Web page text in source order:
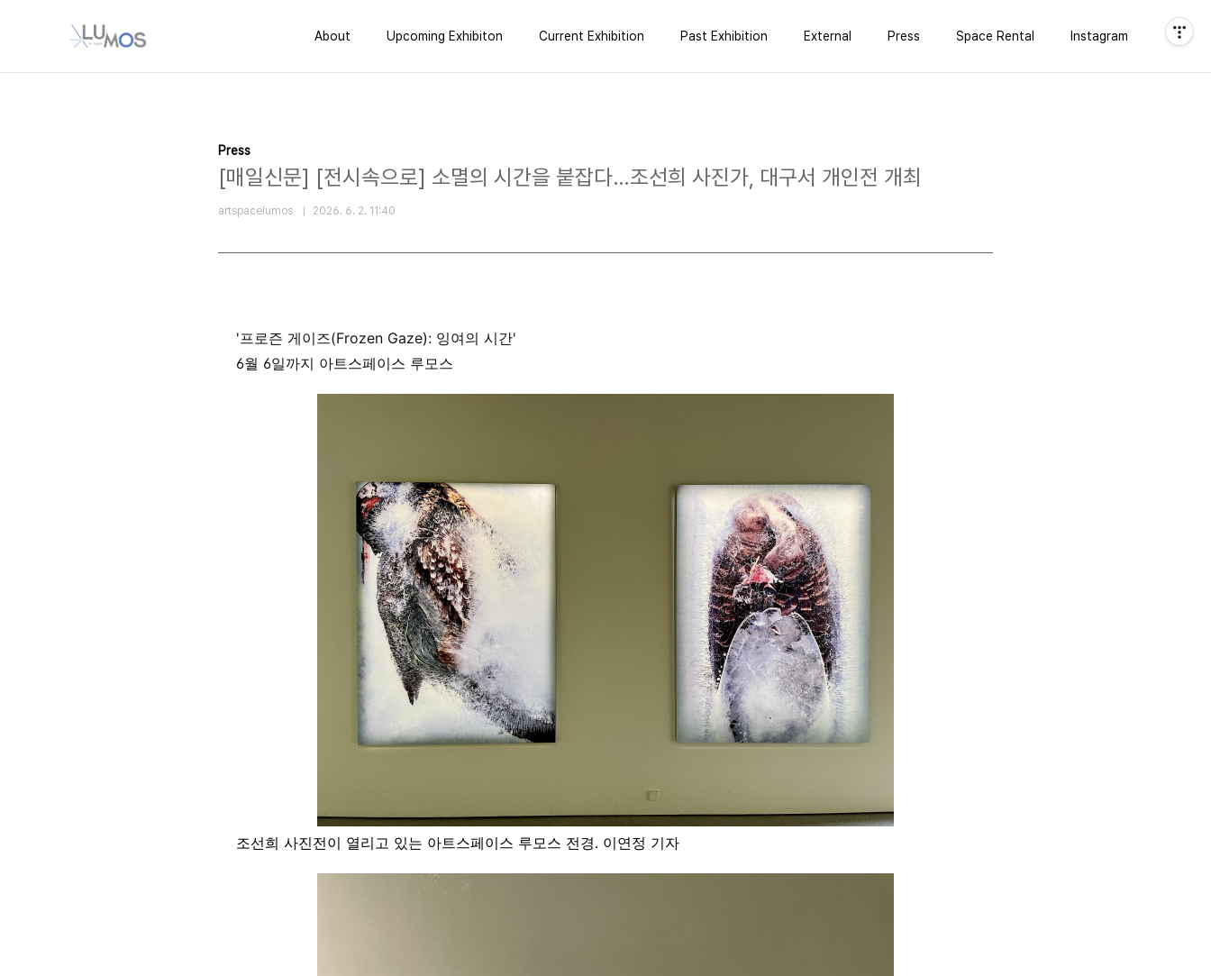
About
Upcoming Exhibiton Current Exhibition Past Exhibition External Press Space Rental Instagram
Press
[매일신문] [전시속으로] 소멸의 시간을 붙잡다…조선희 사진가, 대구서 개인전 개최
artspacelumos 2026. 6. 2. 11:40
'프로즌 게이즈(Frozen Gaze): 잉여의 시간'
6월 6일까지 아트스페이스 루모스
조선희 사진전이 열리고 있는 아트스페이스 루모스 전경. 이연정 기자